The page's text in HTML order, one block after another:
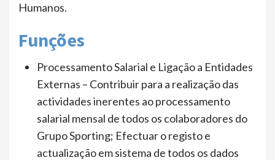
Humanos.
Funções
Processamento Salarial e Ligação a Entidades
Externas – Contribuir para a realização das
actividades inerentes ao processamento
salarial mensal de todos os colaboradores do
Grupo Sporting; Efectuar o registo e
actualização em sistema de todos os dados